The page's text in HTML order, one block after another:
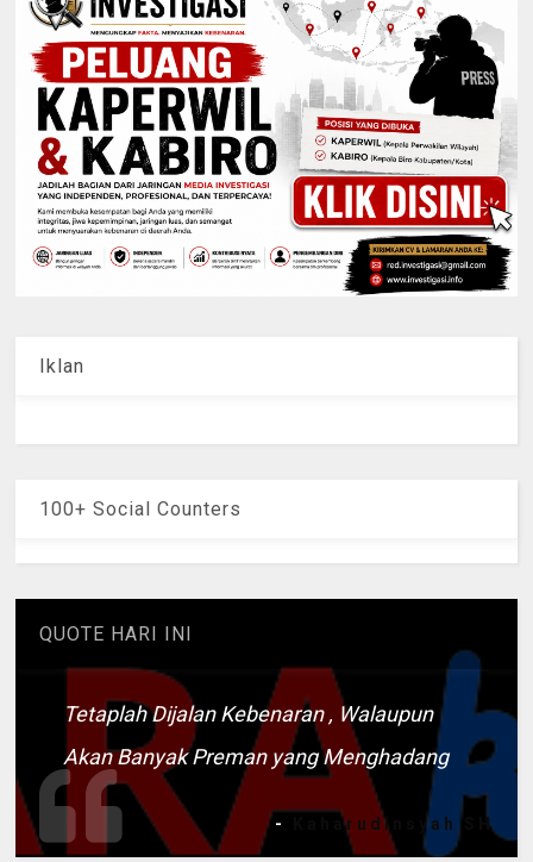
Iklan
100+ Social Counters
QUOTE HARI INI
Tetaplah Dijalan Kebenaran , Walaupun
Akan Banyak Preman yang Menghadang
- Kaharudinsyah SH